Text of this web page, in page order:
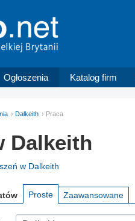
Ogłoszenia Katalog firm
Dalkeith Praca
Dalkeith
w Dalkeith
Proste Zaawansowane